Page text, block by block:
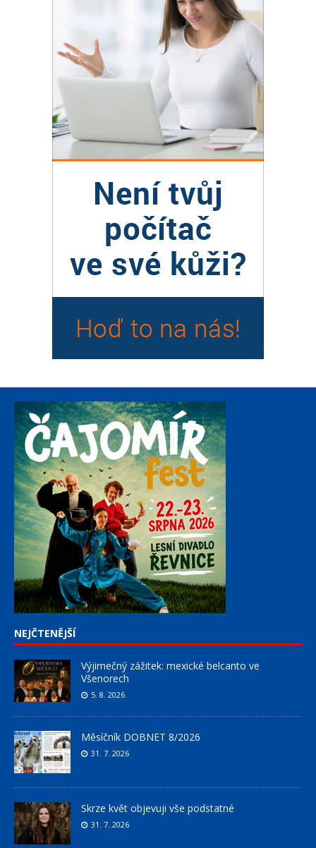
NEJČTENĚJŠÍ
Výjimečný zážitek: mexické belcanto ve
Všenorech
5. 8. 2026
Měsíčník DOBNET 8/2026
31. 7. 2026
Skrze květ objevuji vše podstatné
31. 7. 2026